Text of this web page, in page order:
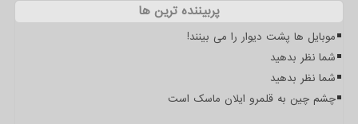
پربیننده ترین ها
موبایل ها پشت دیوار را می بینند!
شما نظر بدهید
شما نظر بدهید
چشم چین به قلمرو ایلان ماسک است